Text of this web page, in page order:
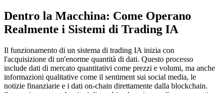
Dentro la Macchina: Come Operano
Realmente i Sistemi di Trading IA
Il funzionamento di un sistema di trading IA inizia con
l'acquisizione di un'enorme quantità di dati. Questo processo
include dati di mercato quantitativi come prezzi e volumi, ma anche
informazioni qualitative come il sentiment sui social media, le
notizie finanziarie e i dati on-chain direttamente dalla blockchain.